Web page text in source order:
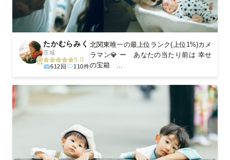
たかむらみく
茨城
5.0
612回 110件
北関東唯一の最上位ランク(上位1%)カメ
ラマン💎 ー あなたの当たり前は 幸せ
の宝箱 ...